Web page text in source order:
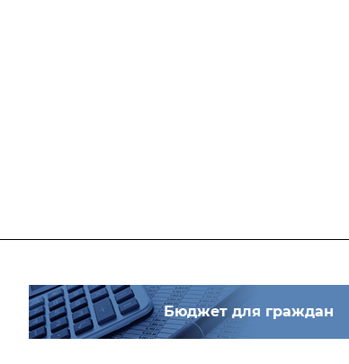
Бюджет для граждан